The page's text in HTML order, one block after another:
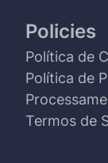
Policies
Política de
Política de
Termos de